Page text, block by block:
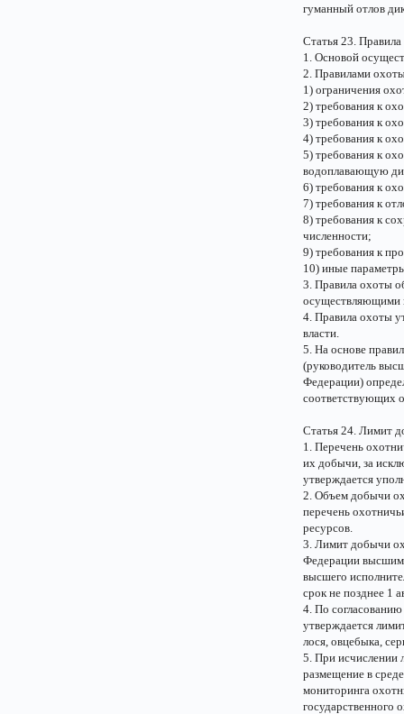
гуманный отлов
Статья 23.
1. Основой
2. Правилами
1) ограничения
2) требования к
3) требования к
4) требования к
5) требования к
водоплавающую
6) требования к
7) требования к
8) требования к
численности;
9) требования к
10) иные
3. Правила охоты
осуществляющими
4. Правила охоты
власти.
5. На основе
(руководитель
Федерации)
соответствующих
Статья 24. Лимит
1. Перечень
их добычи, за
утверждается
2. Объем добычи
перечень
ресурсов.
3. Лимит добычи
Федерации высшим
высшего
срок не позднее 1
4. По
утверждается
лося, овцебыка,
5. При исчислении
размещение в
мониторинга
государственного